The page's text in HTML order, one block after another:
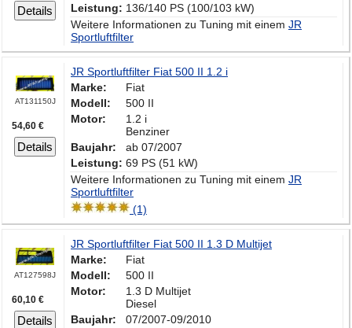
Details
Leistung: 136/140 PS (100/103 kW)
Weitere Informationen zu Tuning mit einem JR
Sportluftfilter
AT131150J
54,60 €
Details
JR Sportluftfilter Fiat 500 II 1.2 i
Marke:
Fiat
Modell:
500 II
Motor:
1.2 i
Benziner
Baujahr:
ab 07/2007
Leistung: 69 PS (51 kW)
Weitere Informationen zu Tuning mit einem JR
Sportluftfilter
(1)
AT127598J
60,10 €
Details
JR Sportluftfilter Fiat 500 II 1.3 D Multijet
Marke:
Fiat
Modell:
500 II
Motor:
1.3 D Multijet
Diesel
Baujahr:
07/2007-09/2010